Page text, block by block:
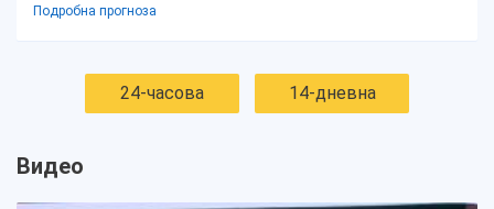
Подробна прогноза
24-часова 14-дневна
Видео